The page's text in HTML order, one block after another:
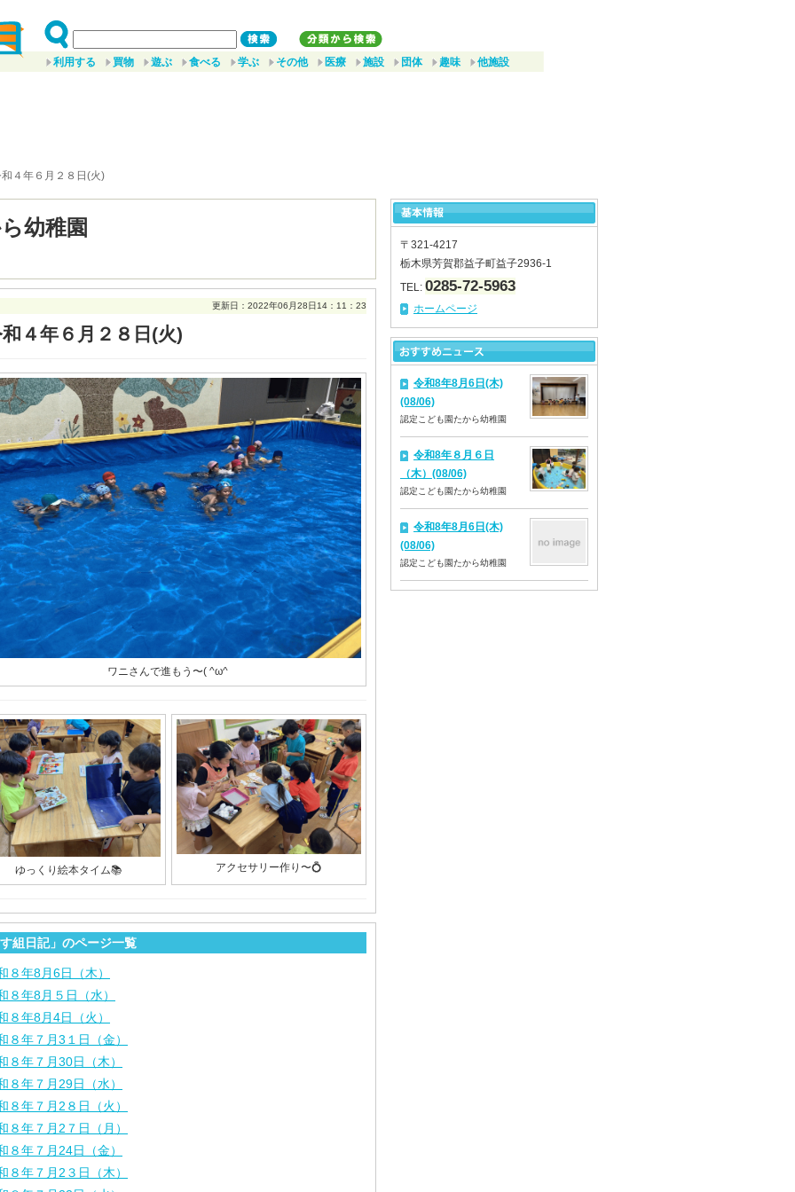
利用する 買物 遊ぶ 食べる 学ぶ その他 医療 施設 団体 趣味 他施設
４年６月２８日(火)
幼稚園
更新日：2022年06月28日14：11：23
４年６月２８日(火)
ワニさんで進もう〜( ^ω^
ゆっくり絵本タイム📚 アクセサリー作り〜💍
組日記」のページ一覧
８年8月6日（木）
８年8月５日（水）
８年8月4日（火）
８年７月3１日（金）
８年７月30日（木）
８年７月29日（水）
８年７月2８日（火）
８年７月2７日（月）
８年７月24日（金）
８年７月2３日（木）
〒321-4217
栃木県芳賀郡益子町益子2936-1
TEL: 0285-72-5963
ホームページ
令和8年8月6日(木)
(08/06)
認定こども園たから幼稚園
令和8年８月６日
（木）(08/06)
認定こども園たから幼稚園
令和8年8月6日(木)
(08/06)
認定こども園たから幼稚園